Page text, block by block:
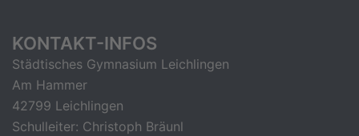
KONTAKT-INFOS
Städtisches Gymnasium Leichlingen
Am Hammer
42799 Leichlingen
Schulleiter: Christoph Bräunl